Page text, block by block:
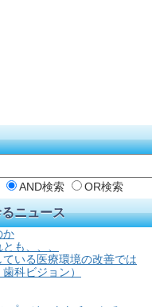
AND検索 OR検索
ニュース
か
も、、、
いる医療環境の改善では
科ビジョン）